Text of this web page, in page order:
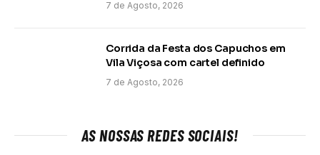
7 de Agosto, 2026
Corrida da Festa dos Capuchos em
Vila Viçosa com cartel definido
7 de Agosto, 2026
AS NOSSAS REDES SOCIAIS!